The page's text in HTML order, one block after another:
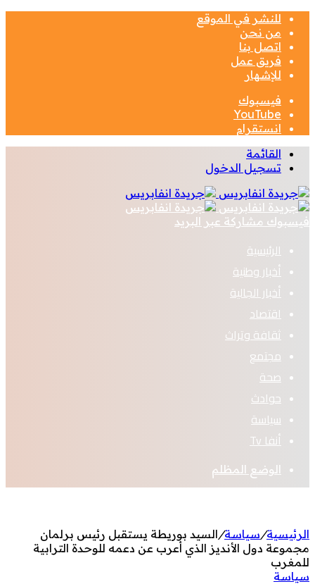
للنشر في الموقع
من نحن
اتصل بنا
فريق عمل
للإشهار
فيسبوك
‫YouTube
انستقرام
القائمة
تسجيل الدخول
فيسبوك مشاركة عبر البريد
الرئيسية
أخبار وطنية
أخبار الجالية
اقتصاد
ثقافة وتراث
مجتمع
صحة
حوادث
سياسة
أنفا Tv
الوضع المظلم
الرئيسية/سياسة/السيد بوريطة يستقبل رئيس برلمان
مجموعة دول الأنديز الذي أعرب عن دعمه للوحدة الترابية
للمغرب
سياسة